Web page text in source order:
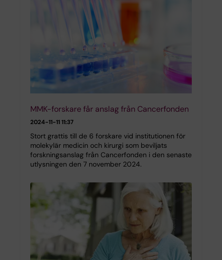
MMK-forskare får anslag från Cancerfonden
2024-11-11 11:37
Stort grattis till de 6 forskare vid institutionen för
molekylär medicin och kirurgi som beviljats
forskningsanslag från Cancerfonden i den senaste
utlysningen den 7 november 2024.